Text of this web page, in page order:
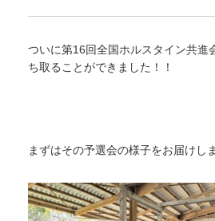
ついに第16回全国ホルスタイン共進
ち取ることができました！！
まずはその予選会の様子をお届けし